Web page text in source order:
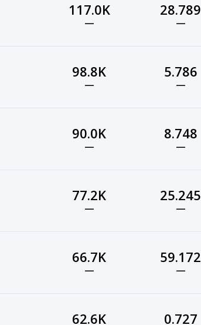
117.0K
—
28.789
—
98.8K
—
5.786
—
90.0K
—
8.748
—
77.2K
—
25.245
—
66.7K
—
59.172
—
62.6K 0.727